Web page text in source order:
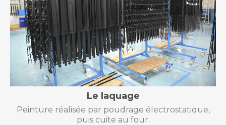
Le laquage
Peinture réalisée par poudrage électrostatique,
puis cuite au four.